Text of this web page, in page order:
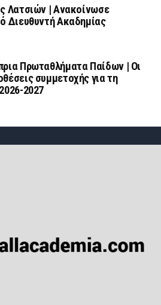
Λατσιών | Ανακοίνωσε
Διευθυντή Ακαδημίας
Πρωταθλήματα Παίδων | Οι
συμμετοχής για τη
2027